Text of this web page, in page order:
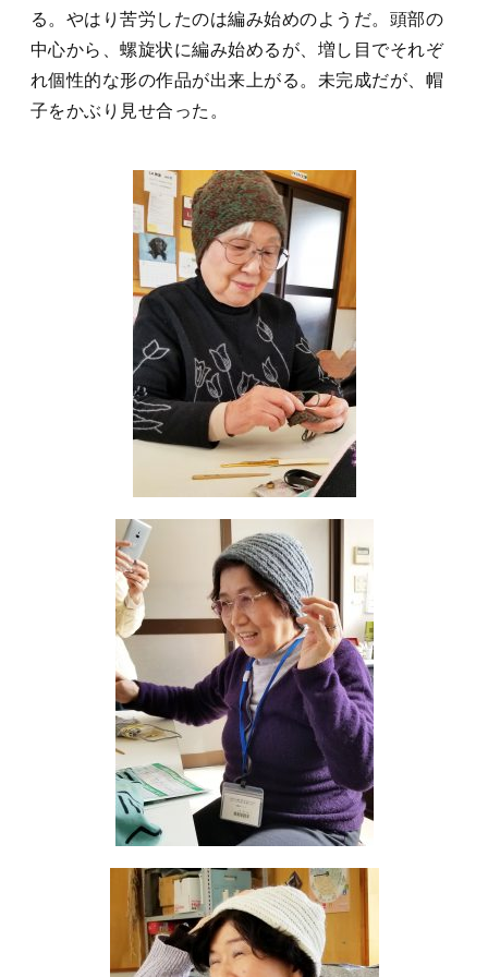
る。やはり苦労したのは編み始めのようだ。頭部の
中心から、螺旋状に編み始めるが、増し目でそれぞ
れ個性的な形の作品が出来上がる。未完成だが、帽
子をかぶり見せ合った。